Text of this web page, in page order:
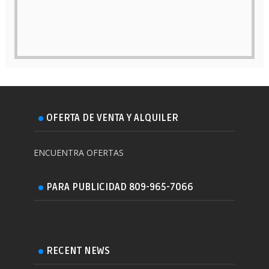
OFERTA DE VENTA Y ALQUILER
ENCUENTRA OFERTAS
PARA PUBLICIDAD 809-965-7066
RECENT NEWS